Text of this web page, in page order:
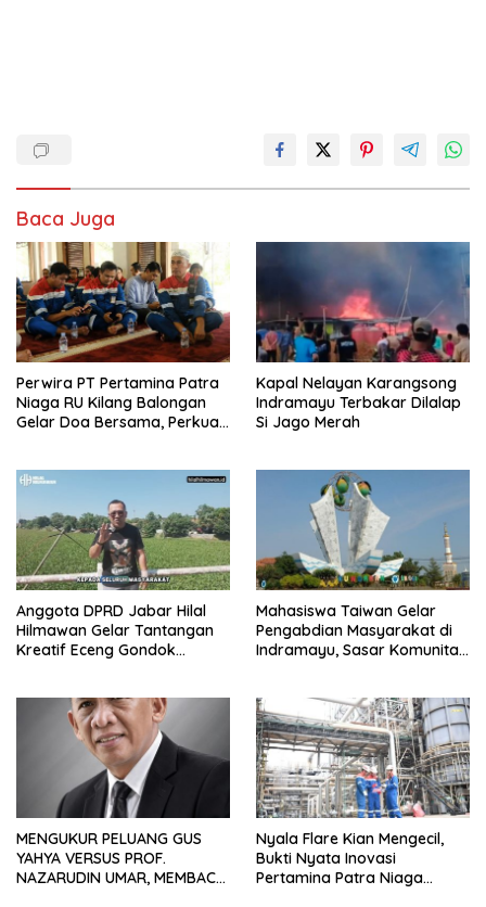
Baca Juga
Perwira PT Pertamina Patra
Niaga RU Kilang Balongan
Gelar Doa Bersama, Perkuat
Kapal Nelayan Karangsong
Indramayu Terbakar Dilalap
Si Jago Merah
Anggota DPRD Jabar Hilal
Hilmawan Gelar Tantangan
Kreatif Eceng Gondok
Mahasiswa Taiwan Gelar
Pengabdian Masyarakat di
Indramayu, Sasar Komunitas
MENGUKUR PELUANG GUS
YAHYA VERSUS PROF.
NAZARUDIN UMAR, MEMBACA
Nyala Flare Kian Mengecil,
Bukti Nyata Inovasi
Pertamina Patra Niaga